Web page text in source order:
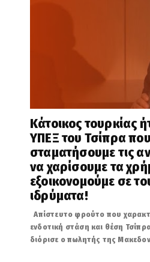
Κάτοικος τουρκίας
ΥΠΕΞ του Τσίπρα
σταματήσουμε τις
να χαρίσουμε τα
εξοικονομούμε σε
ιδρύματα!
Απίστευτο φρούτο που
ενδοτική στάση και θέση
διόρισε ο πωλητής της